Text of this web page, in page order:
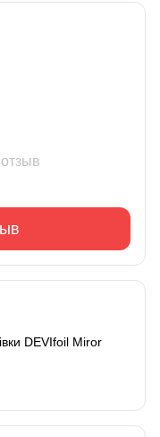
DEVIfoil Miror